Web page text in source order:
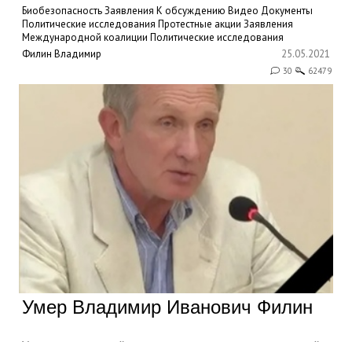
БиобезопасностьЗаявления К обсуждению Видео Документы
Политические исследования Протестные акции Заявления
Международной коалиции Политические исследования
Филин Владимир
25.05.2021
30 62479
Умер Владимир Иванович Филин